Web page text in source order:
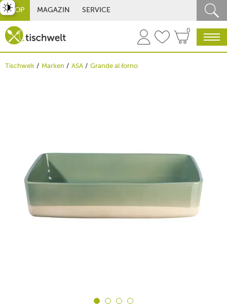
SHOP MAGAZIN SERVICE
0
Tischwelt Marken ASA Grande al forno
umschalten